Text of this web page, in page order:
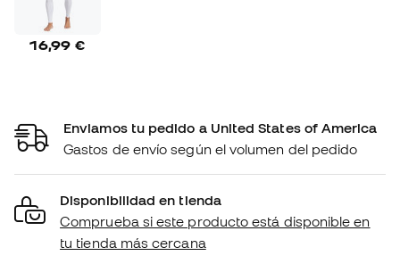
16,99 €
Enviamos tu pedido a United States of America
Gastos de envío según el volumen del pedido
Disponibilidad en tienda
Comprueba si este producto está disponible en
tu tienda más cercana